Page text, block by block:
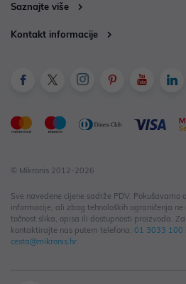
Saznajte više
Kontakt informacije
© Mikronis 2012-2026
Sve navedene cijene sadrže PDV. Pokušavamo
informacije, ali zbog tehnoloških ograničenja
točnost slika, opisa ili dostupnosti proizvoda.
kontaktirajte nas putem telefona: 01 3033 100
cesta@mikronis.hr.